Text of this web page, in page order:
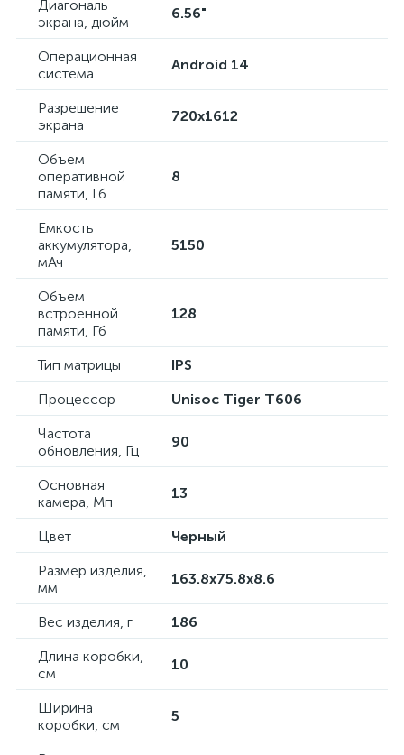
Диагональ
экрана, дюйм
6.56"
Операционная
система
Android 14
Разрешение
экрана
720x1612
Объем
оперативной
памяти, Гб
8
Емкость
аккумулятора,
мАч
5150
Объем
встроенной
памяти, Гб
128
Тип матрицы
IPS
Процессор
Unisoc Tiger T606
Частота
обновления, Гц
90
Основная
камера, Мп
13
Цвет
Черный
Размер изделия,
мм
163.8x75.8x8.6
Вес изделия, г
186
Длина коробки,
см
10
Ширина
коробки, см
5